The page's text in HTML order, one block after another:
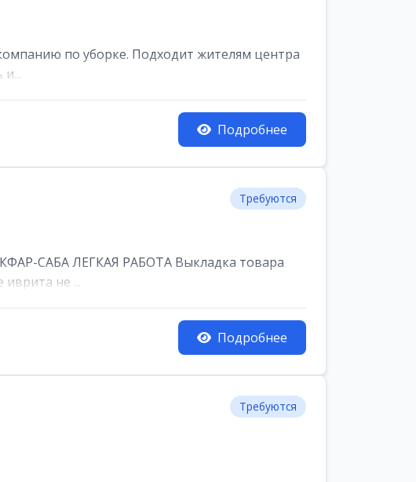
по уборке. Подходит жителям центра
Подробнее
Требуются
САБА ЛЕГКАЯ РАБОТА Выкладка товара
не ...
Подробнее
Требуются